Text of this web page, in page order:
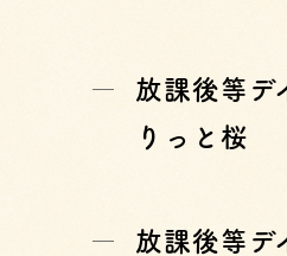
放課後等デ
りっと桜
放課後等デ